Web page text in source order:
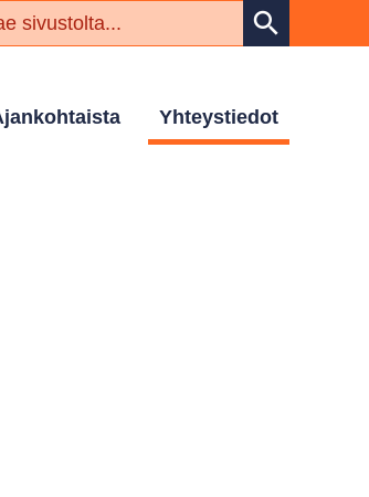
search
Yhteystiedot